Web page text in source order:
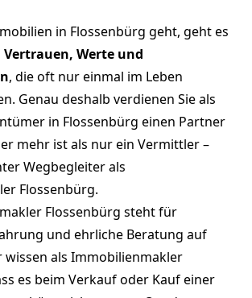
in Flossenbürg geht, geht es
Vertrauen, Werte und
, die oft nur einmal im Leben
Genau deshalb verdienen Sie als
in Flossenbürg einen Partner
mehr ist als nur ein Vermittler –
Wegbegleiter als
Flossenbürg.
Flossenbürg steht für
und ehrliche Beratung auf
wissen als Immobilienmakler
es beim Verkauf oder Kauf einer